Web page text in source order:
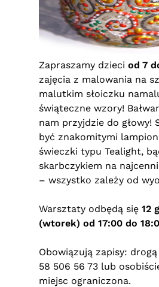
Zapraszamy dzieci od 7
zajęcia z malowania na
malutkim słoiczku
świąteczne wzory!
nam przyjdzie do głowy!
być znakomitymi
świeczki typu Tealight,
skarbczykiem na
– wszystko zależy od
Warsztaty odbędą się 12
(wtorek) od 17:00 do
Obowiązują zapisy:
58 506 56 73 lub
miejsc ograniczona.